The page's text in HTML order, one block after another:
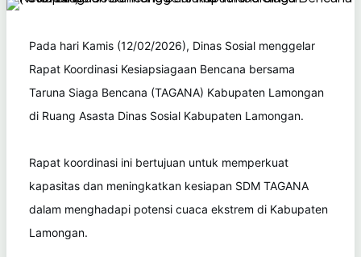
Pada hari Kamis (12/02/2026), Dinas Sosial menggelar
Rapat Koordinasi Kesiapsiagaan Bencana bersama
Taruna Siaga Bencana (TAGANA) Kabupaten Lamongan
di Ruang Asasta Dinas Sosial Kabupaten Lamongan.
Rapat koordinasi ini bertujuan untuk memperkuat
kapasitas dan meningkatkan kesiapan SDM TAGANA
dalam menghadapi potensi cuaca ekstrem di Kabupaten
Lamongan.